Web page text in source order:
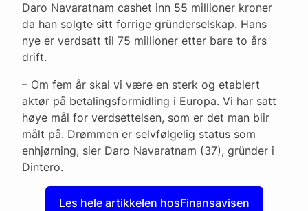
Daro Navaratnam cashet inn 55 millioner kroner
da han solgte sitt forrige gründerselskap. Hans
nye er verdsatt til 75 millioner etter bare to års
drift.
– Om fem år skal vi være en sterk og etablert
aktør på betalingsformidling i Europa. Vi har satt
høye mål for verdsettelsen, som er det man blir
målt på. Drømmen er selvfølgelig status som
enhjørning, sier Daro Navaratnam (37), gründer i
Dintero.
Les hele artikkelen hosFinansavisen